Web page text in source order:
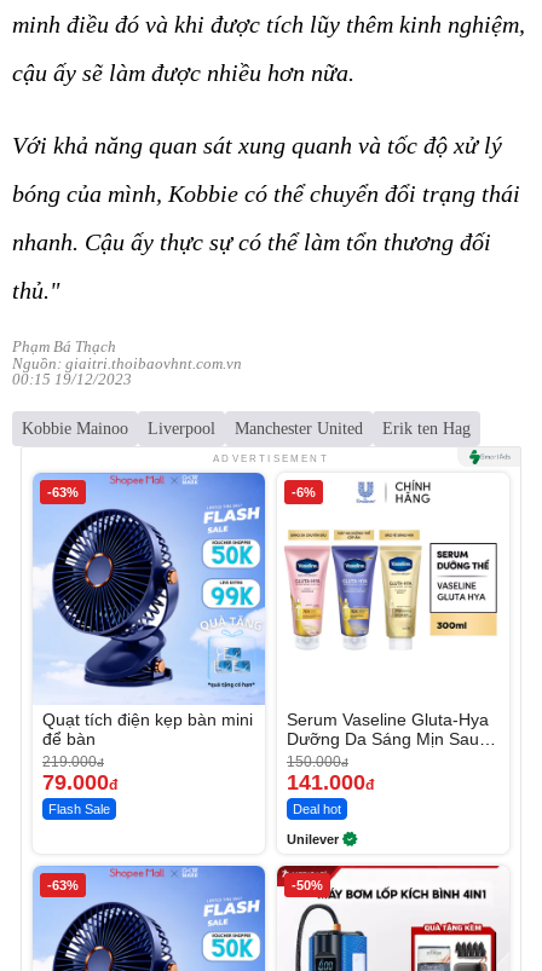
minh điều đó và khi được tích lũy thêm kinh nghiệm,
cậu ấy sẽ làm được nhiều hơn nữa.
Với khả năng quan sát xung quanh và tốc độ xử lý
bóng của mình, Kobbie có thể chuyển đổi trạng thái
nhanh. Cậu ấy thực sự có thể làm tổn thương đối
thủ."
Phạm Bá Thạch
Nguồn: giaitri.thoibaovhnt.com.vn
00:15 19/12/2023
Kobbie Mainoo Liverpool Manchester United Erik ten Hag
ADVERTISEMENT
-63%
Quạt tích điện kẹp bàn mini
để bàn
219.000đ
79.000đ
Flash Sale
-6%
Serum Vaseline Gluta-Hya
Dưỡng Da Sáng Mịn Sau 7
Ngày
150.000đ
141.000đ
Deal hot
Unilever
-63% -50%